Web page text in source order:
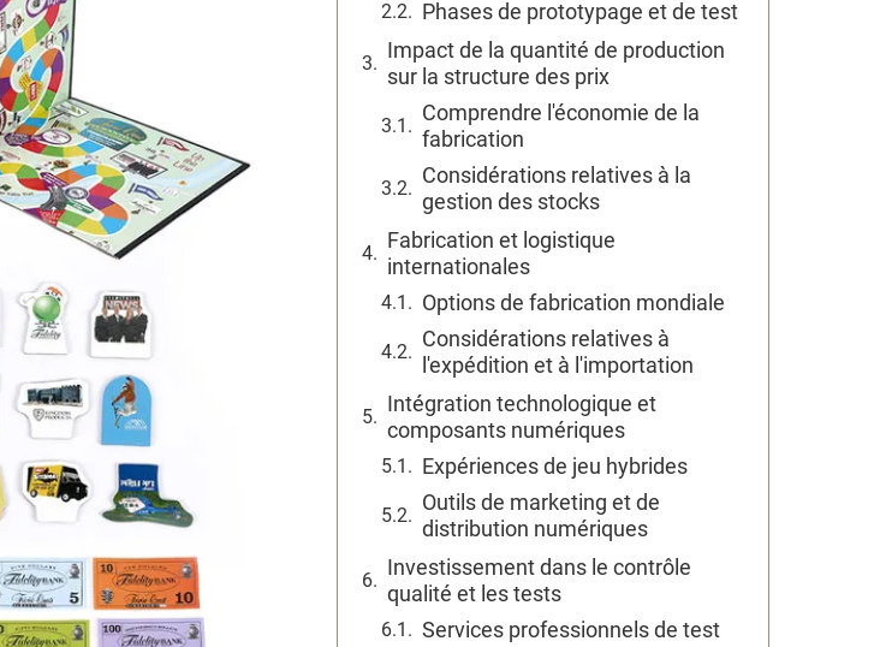
Phases de prototypage et de test
Impact de la quantité de production
sur la structure des prix
Comprendre l'économie de la
fabrication
Considérations relatives à la
gestion des stocks
Fabrication et logistique
internationales
Options de fabrication mondiale
Considérations relatives à
l'expédition et à l'importation
Intégration technologique et
composants numériques
Expériences de jeu hybrides
Outils de marketing et de
distribution numériques
Investissement dans le contrôle
qualité et les tests
Services professionnels de test